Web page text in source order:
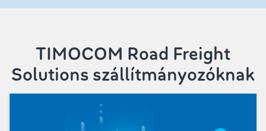
TIMOCOM Road Freight
Solutions szállítmányozóknak